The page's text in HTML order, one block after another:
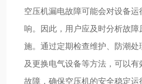
空压机漏电故障可能会对设备
响。因此，用户应及时分析故
施。通过定期检查维护、防潮
及更换电气设备等方法，可以
故障，确保空压机的安全稳定